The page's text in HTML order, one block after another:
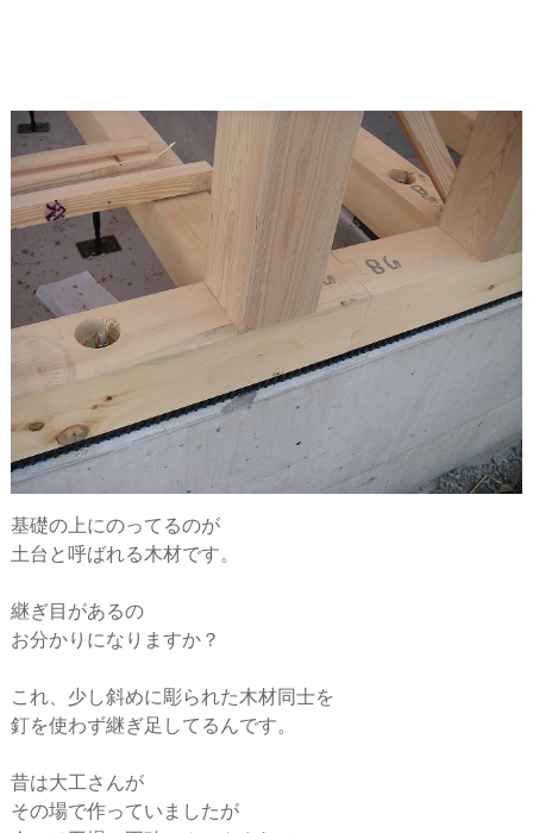
基礎の上にのってるのが
土台と呼ばれる木材です。
継ぎ目があるの
お分かりになりますか？
これ、少し斜めに彫られた木材同士を
釘を使わず継ぎ足してるんです。
昔は大工さんが
その場で作っていましたが